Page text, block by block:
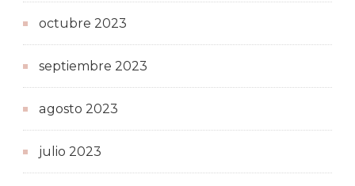
octubre 2023
septiembre 2023
agosto 2023
julio 2023